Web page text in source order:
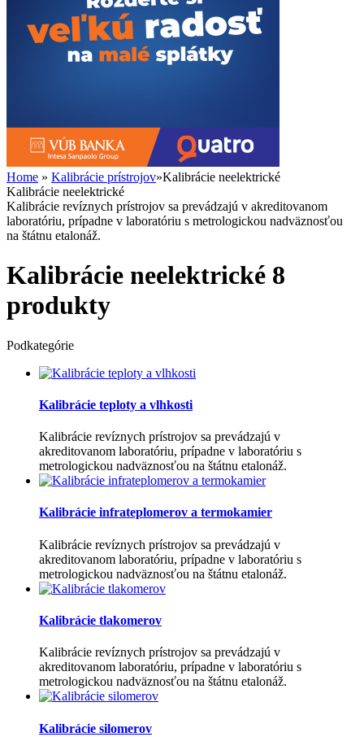
Home » Kalibrácie prístrojov»Kalibrácie neelektrické
Kalibrácie neelektrické
Kalibrácie revíznych prístrojov sa prevádzajú v akreditovanom
laboratóriu, prípadne v laboratóriu s metrologickou nadväznosťou
na štátnu etalonáž.
Kalibrácie neelektrické 8
produkty
Podkategórie
Kalibrácie teploty a vlhkosti
Kalibrácie revíznych prístrojov sa prevádzajú v
akreditovanom laboratóriu, prípadne v laboratóriu s
metrologickou nadväznosťou na štátnu etalonáž.
Kalibrácie infrateplomerov a termokamier
Kalibrácie revíznych prístrojov sa prevádzajú v
akreditovanom laboratóriu, prípadne v laboratóriu s
metrologickou nadväznosťou na štátnu etalonáž.
Kalibrácie tlakomerov
Kalibrácie revíznych prístrojov sa prevádzajú v
akreditovanom laboratóriu, prípadne v laboratóriu s
metrologickou nadväznosťou na štátnu etalonáž.
Kalibrácie silomerov